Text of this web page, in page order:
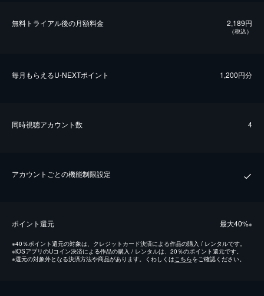
無料トライアル後の⽉額料金 2,189円
（税込）
毎⽉もらえるU-NEXTポイント 1,200円分
同時視聴アカウント数 4
アカウントごとの機能制限設定
ポイント還元 最⼤40%※
※40％ポイント還元の対象は、クレジットカード決済による作品の購入 / レンタルです。
※iOSアプリのUコイン決済による作品の購入 / レンタルは、20％のポイント還元です。
※還元の対象外となる決済方法や商品があります。くわしくはこちらをご確認ください。